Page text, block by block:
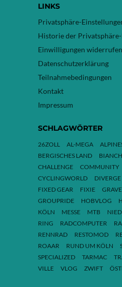
LINKS
Privatsphäre-
Historie der
Einwilligungen widerrufen
Datenschutzerklärung
Teilnahmebedingungen
Kontakt
Impressum
SCHLAGWÖRTER
26ZOLL AL-MEGA
BERGISCHES LAND
CHALLENGE
COMMUNITY
CYCLINGWORLD
DIVERGE
FIXED GEAR
FIXIE
GROUPRIDE
HOBVLOG
KÖLN
MESSE MTB
RING
RADCOMPUTER
RENNRAD
RESTOMOD
ROAAR
RUND UM KÖLN
SPECIALIZED
TARMAC
VILLE
VLOG ZWIFT